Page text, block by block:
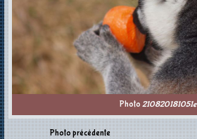
Photo 210820181051e
Photo précédente